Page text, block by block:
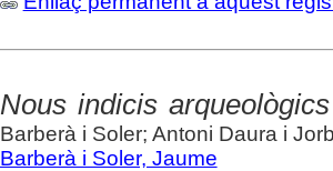
Nous indicis
Barberà i Soler; Antoni Daura i
Barberà i Soler, Jaume